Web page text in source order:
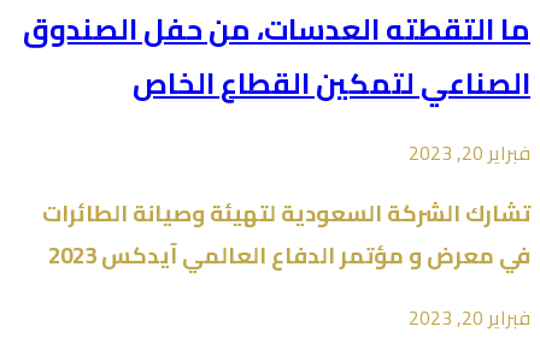
ما التقطته العدسات، من حفل الصندوق
الصناعي لتمكين القطاع الخاص
فبراير 20, 2023
تشارك الشركة السعودية لتهيئة وصيانة الطائرات
في معرض و مؤتمر الدفاع العالمي آيدكس 2023
فبراير 20, 2023